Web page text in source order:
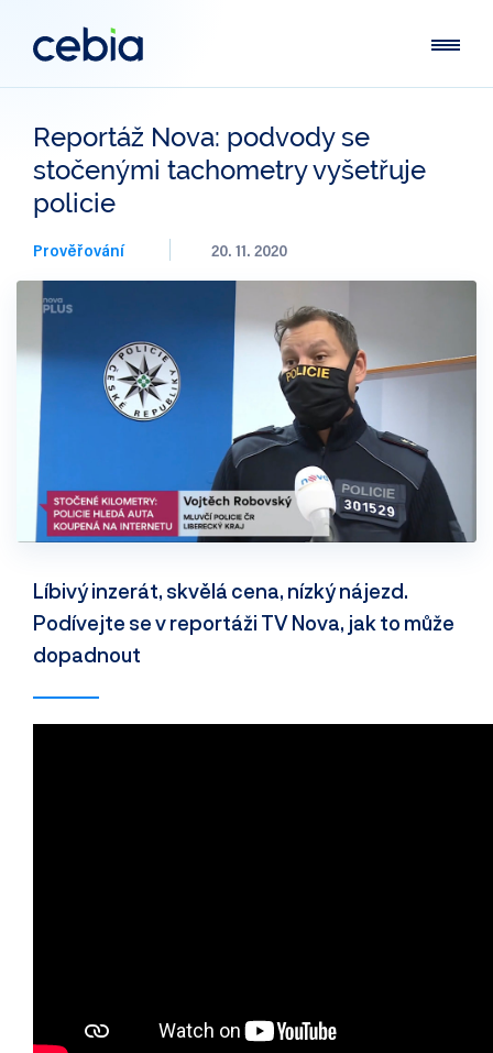
Reportáž Nova: podvody se
stočenými tachometry vyšetřuje
policie
Prověřování 20. 11. 2020
Líbivý inzerát, skvělá cena, nízký nájezd.
Podívejte se v reportáži TV Nova, jak to může
dopadnout